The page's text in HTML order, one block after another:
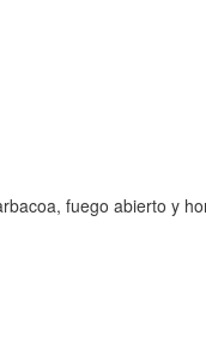
fuego abierto y